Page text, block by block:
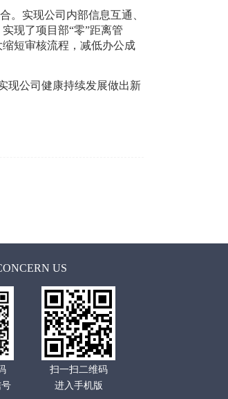
实现公司内部信息互通、
现了项目部“零”距离管
短审核流程，减低办公成
现公司健康持续发展做出新
US
扫一扫二维码
进入手机版